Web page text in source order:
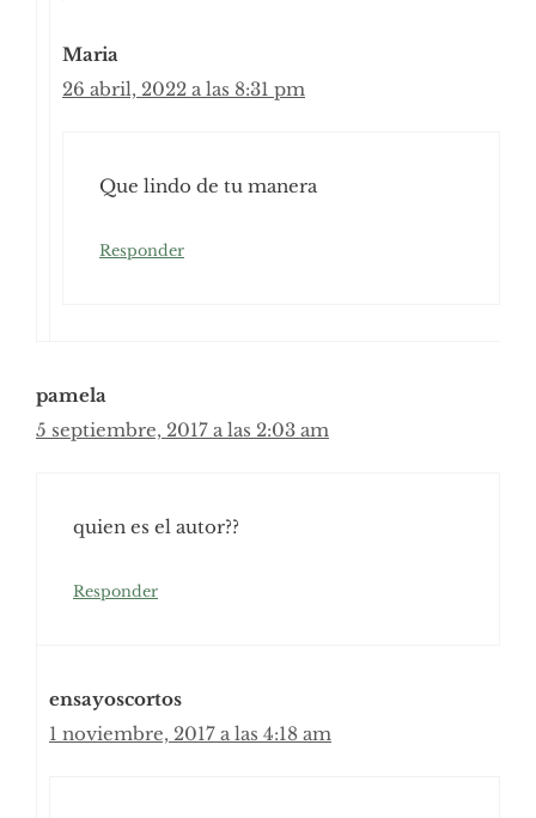
Maria
26 abril, 2022 a las 8:31 pm
Que lindo de tu manera
Responder
pamela
5 septiembre, 2017 a las 2:03 am
quien es el autor??
Responder
ensayoscortos
1 noviembre, 2017 a las 4:18 am